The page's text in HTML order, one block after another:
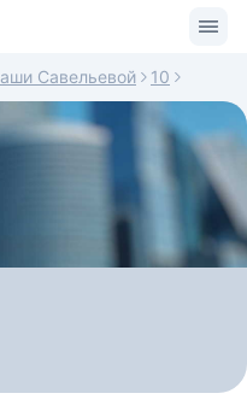
Савельевой 10